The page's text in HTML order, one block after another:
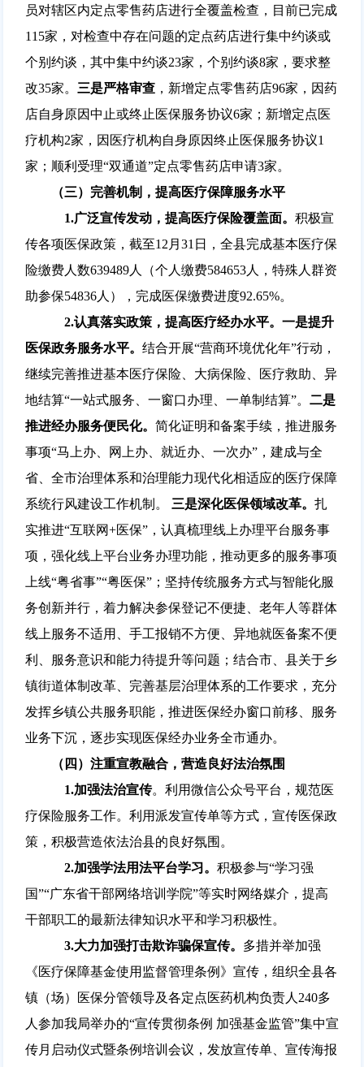
员对辖区内定点零售药店进行全覆盖检查，目前已完成
115家，对检查中存在问题的定点药店进行集中约谈或
个别约谈，其中集中约谈23家，个别约谈8家，要求整
改35家。 三是严格审查，新增定点零售药店96家，因药
店自身原因中止或终止医保服务协议6家；新增定点医
疗机构2家，因医疗机构自身原因终止医保服务协议1
家；顺利受理“双通道”定点零售药店申请3家。
（三） 完善机制，提高医疗保障服务水平
1.广泛宣传发动，提高医疗保险覆盖面。 积极宣
传各项医保政策，截至12月31日，全县完成基本医疗保
险缴费人数639489人（个人缴费584653人，特殊人群资
助参保54836人），完成医保缴费进度92.65%。
2.认真落实政策，提高医疗经办水平。 一是提升
医保政务服务水平。 结合开展“营商环境优化年”行动，
继续完善推进基本医疗保险、大病保险、医疗救助、异
地结算“一站式服务、一窗口办理、一单制结算”。 二是
推进经办服务便民化。 简化证明和备案手续，推进服务
事项“马上办、网上办、就近办、一次办”，建成与全
省、全市治理体系和治理能力现代化相适应的医疗保障
系统行风建设工作机制。 三是深化医保领域改革。 扎
实推进“互联网+医保”，认真梳理线上办理平台服务事
项，强化线上平台业务办理功能，推动更多的服务事项
上线“粤省事”“粤医保”；坚持传统服务方式与智能化服
务创新并行，着力解决参保登记不便捷、老年人等群体
线上服务不适用、手工报销不方便、异地就医备案不便
利、服务意识和能力待提升等问题；结合市、县关于乡
镇街道体制改革、完善基层治理体系的工作要求，充分
发挥乡镇公共服务职能，推进医保经办窗口前移、服务
业务下沉，逐步实现医保经办业务全市通办。
（ 四 ） 注重宣教融合，营造良好法治氛围
1.加强法治宣传。利用微信公众号平台，规范医
疗保险服务工作。利用派发宣传单等方式，宣传医保政
策，积极营造依法治县的良好氛围。
2.加强学法用法平台学习 。 积极参与“学习强
国”“广东省干部网络培训学院”等实时网络媒介，提高
干部职工的最新法律知识水平和学习积极性。
3.大力加强打击欺诈骗保宣传。 多措并举加强
《医疗保障基金使用监督管理条例》宣传，组织全县各
镇（场）医保分管领导及各定点医药机构负责人240多
人参加我局举办的“宣传贯彻条例 加强基金监管”集中宣
传月启动仪式暨条例培训会议，发放宣传单、宣传海报